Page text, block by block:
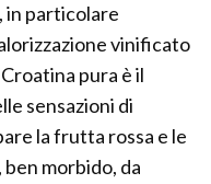
in particolare
vinificato
pura è il
sensazioni di
la frutta rossa e le
morbido, da